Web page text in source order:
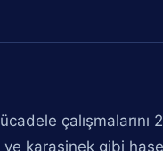
çalışmalarını
karasinek gibi